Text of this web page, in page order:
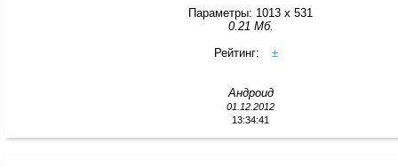
Параметры: 1013 x 531
0.21 Мб.
Рейтинг:
±
Андроид
01.12.2012
13:34:41